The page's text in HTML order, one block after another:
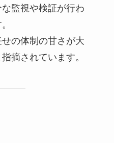
監視や検証が行わ
の体制の甘さが大
摘されています。